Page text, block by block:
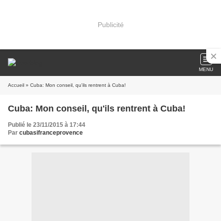
Publicité
MENU
Accueil » Cuba: Mon conseil, qu'ils rentrent à Cuba!
Cuba: Mon conseil, qu'ils rentrent à Cuba!
Publié le 23/11/2015 à 17:44
Par cubasifranceprovence